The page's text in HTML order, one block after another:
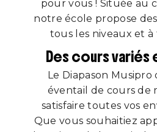
pour vous ! Située au
notre école propose
tous les niveaux et à
Des cours variés
Le Diapason
éventail de cours de
satisfaire toutes vos
Que vous souhaitiez